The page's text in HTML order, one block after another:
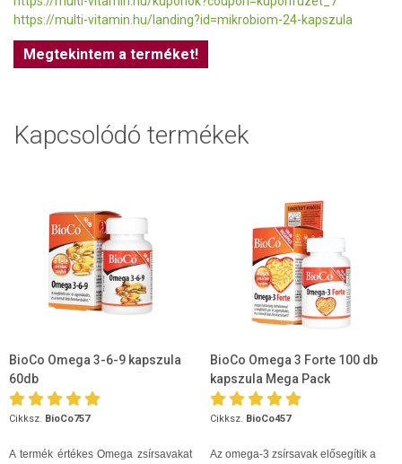
https://multi-vitamin.hu/landing?id=mikrobiom-24-kapszula
Megtekintem a terméket!
Kapcsolódó termékek
BioCo Omega 3-6-9 kapszula
60db
Cikksz. BioCo757
A termék értékes Omega zsírsavakat
BioCo Omega 3 Forte 100 db
kapszula Mega Pack
Cikksz. BioCo457
Az omega-3 zsírsavak elősegítik a